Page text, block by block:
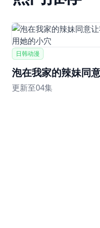
日韩动漫
更新至04集